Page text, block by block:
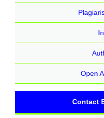
Open
Contact